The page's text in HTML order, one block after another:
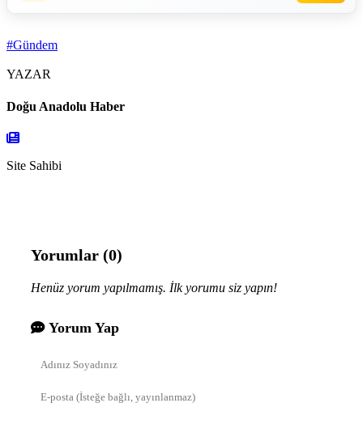
#Gündem
YAZAR
Doğu Anadolu Haber
Site Sahibi
Yorumlar (0)
Henüz yorum yapılmamış. İlk yorumu siz yapın!
Yorum Yap